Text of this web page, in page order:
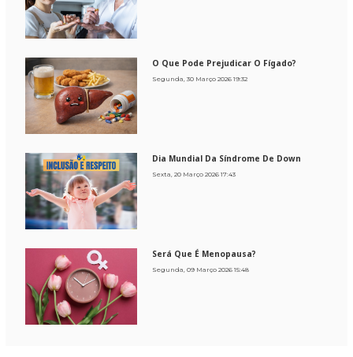
O Que Pode Prejudicar O Fígado?
Segunda, 30 Março 2026 19:32
Dia Mundial Da Síndrome De Down
Sexta, 20 Março 2026 17:43
Será Que É Menopausa?
Segunda, 09 Março 2026 15:48